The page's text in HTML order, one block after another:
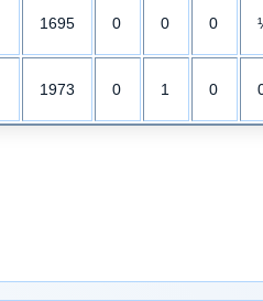
1695 0 0 0
1973 0 1 0